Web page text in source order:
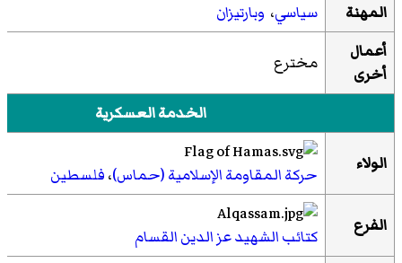
المهنة
سياسي، وبارتيزان
أعمال
أخرى
مخترع
الخدمة العسكرية
الولاء حركة المقاومة الإسلامية (حماس)،فلسطين
الفرع
كتائب الشهيد عز الدين القسام